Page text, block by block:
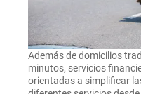
Además de domicilios
minutos, servicios
orientadas a simplificar